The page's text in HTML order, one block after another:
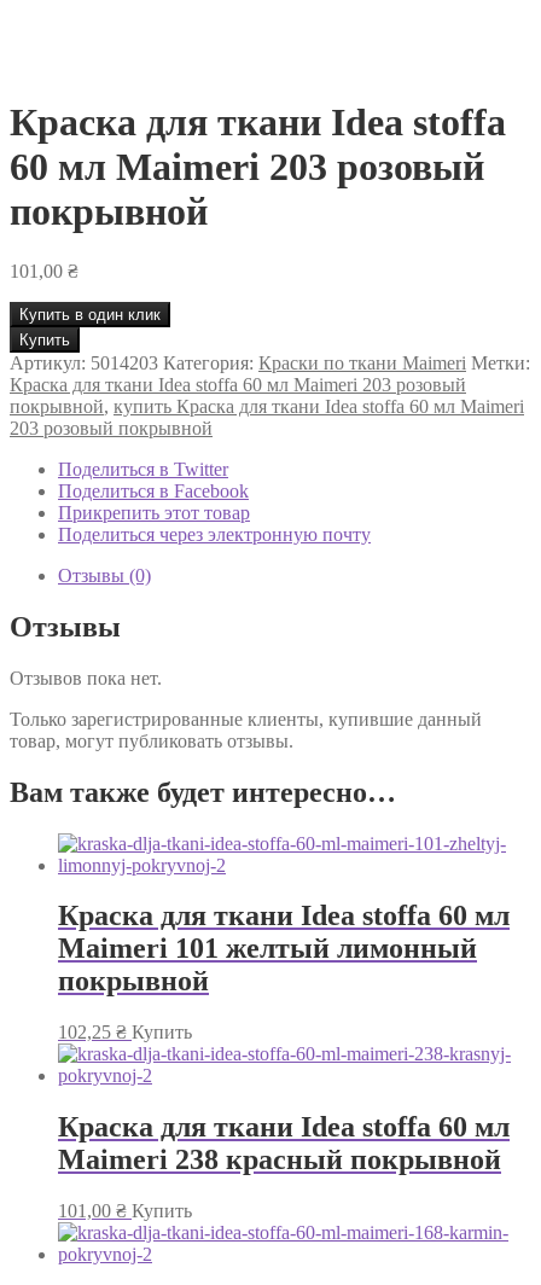
Краска для ткани Idea stoffa
60 мл Maimeri 203 розовый
покрывной
101,00 ₴
Купить в один клик
Количество
товара
Краска
для
ткани
stoffa
Maimeri
розовый
Купить
Артикул: 5014203 Категория: Краски по ткани Maimeri Метки:
Краска для ткани Idea stoffa 60 мл Maimeri 203 розовый
покрывной, купить Краска для ткани Idea stoffa 60 мл Maimeri
203 розовый покрывной
Поделиться в Twitter
Поделиться в Facebook
Прикрепить этот товар
Поделиться через электронную почту
Отзывы (0)
Отзывы
Отзывов пока нет.
Только зарегистрированные клиенты, купившие данный
товар, могут публиковать отзывы.
Вам также будет интересно…
Краска для ткани Idea stoffa 60 мл
Maimeri 101 желтый лимонный
покрывной
102,25 ₴ Купить
Краска для ткани Idea stoffa 60 мл
Maimeri 238 красный покрывной
101,00 ₴ Купить